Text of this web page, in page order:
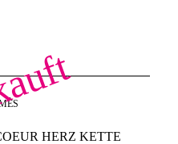
HERZ KETTE